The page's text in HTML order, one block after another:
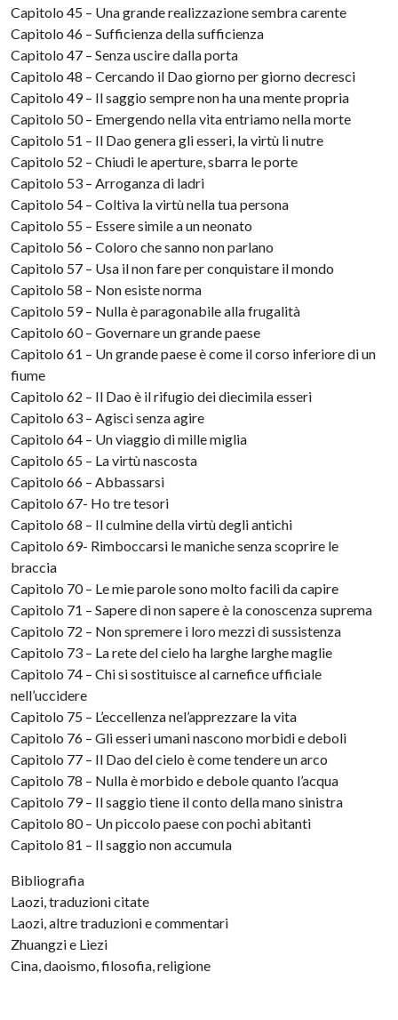
Capitolo 45 – Una grande realizzazione sembra carente
Capitolo 46 – Sufficienza della sufficienza
Capitolo 47 – Senza uscire dalla porta
Capitolo 48 – Cercando il Dao giorno per giorno decresci
Capitolo 49 – Il saggio sempre non ha una mente propria
Capitolo 50 – Emergendo nella vita entriamo nella morte
Capitolo 51 – Il Dao genera gli esseri, la virtù li nutre
Capitolo 52 – Chiudi le aperture, sbarra le porte
Capitolo 53 – Arroganza di ladri
Capitolo 54 – Coltiva la virtù nella tua persona
Capitolo 55 – Essere simile a un neonato
Capitolo 56 – Coloro che sanno non parlano
Capitolo 57 – Usa il non fare per conquistare il mondo
Capitolo 58 – Non esiste norma
Capitolo 59 – Nulla è paragonabile alla frugalità
Capitolo 60 – Governare un grande paese
Capitolo 61 – Un grande paese è come il corso inferiore di un
fiume
Capitolo 62 – Il Dao è il rifugio dei diecimila esseri
Capitolo 63 – Agisci senza agire
Capitolo 64 – Un viaggio di mille miglia
Capitolo 65 – La virtù nascosta
Capitolo 66 – Abbassarsi
Capitolo 67- Ho tre tesori
Capitolo 68 – Il culmine della virtù degli antichi
Capitolo 69- Rimboccarsi le maniche senza scoprire le
braccia
Capitolo 70 – Le mie parole sono molto facili da capire
Capitolo 71 – Sapere di non sapere è la conoscenza suprema
Capitolo 72 – Non spremere i loro mezzi di sussistenza
Capitolo 73 – La rete del cielo ha larghe larghe maglie
Capitolo 74 – Chi si sostituisce al carnefice ufficiale
nell’uccidere
Capitolo 75 – L’eccellenza nel’apprezzare la vita
Capitolo 76 – Gli esseri umani nascono morbidi e deboli
Capitolo 77 – Il Dao del cielo è come tendere un arco
Capitolo 78 – Nulla è morbido e debole quanto l’acqua
Capitolo 79 – Il saggio tiene il conto della mano sinistra
Capitolo 80 – Un piccolo paese con pochi abitanti
Capitolo 81 – Il saggio non accumula
Bibliografia
Laozi, traduzioni citate
Laozi, altre traduzioni e commentari
Zhuangzi e Liezi
Cina, daoismo, filosofia, religione